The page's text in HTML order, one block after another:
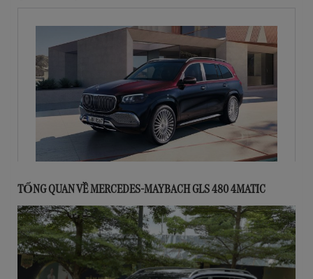
TỔNG QUAN VỀMERCEDES-MAYBACH GLS 480 4MATIC